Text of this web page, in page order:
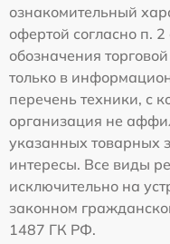
ознакомительный
офертой согласно п.
обозначения
только в
перечень техники, с
организация не
указанных товарных
интересы. Все виды
исключительно на
законном
1487 ГК РФ.